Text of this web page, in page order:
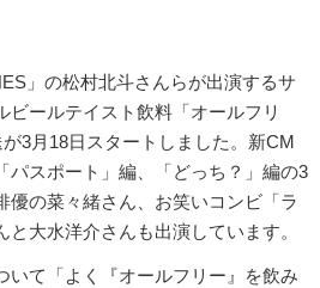
」の松村北斗さんらが出演するサ
ビールテイスト飲料「オールフリ
3月18日スタートしました。新CM
パスポート」編、「どっち？」編の3
優の菜々緒さん、お笑いコンビ「ラ
大水洋介さんも出演しています。
て「よく『オールフリー』を飲み